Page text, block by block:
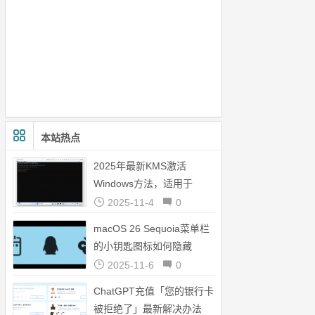
本站热点
2025年最新KMS激活
Windows方法，适用于
Tiny112025-11-4 0
macOS 26 Sequoia菜单栏
的小钥匙图标如何隐藏
2025-11-6
0
ChatGPT充值「您的银行卡
被拒绝了」最新解决办法